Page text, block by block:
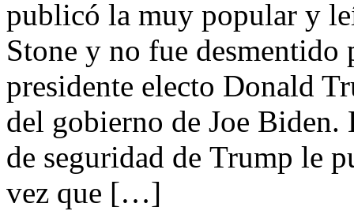
publicó la muy popular y
Stone y no fue
presidente electo Donald
del gobierno de Joe
de seguridad de Trump le
vez que […]